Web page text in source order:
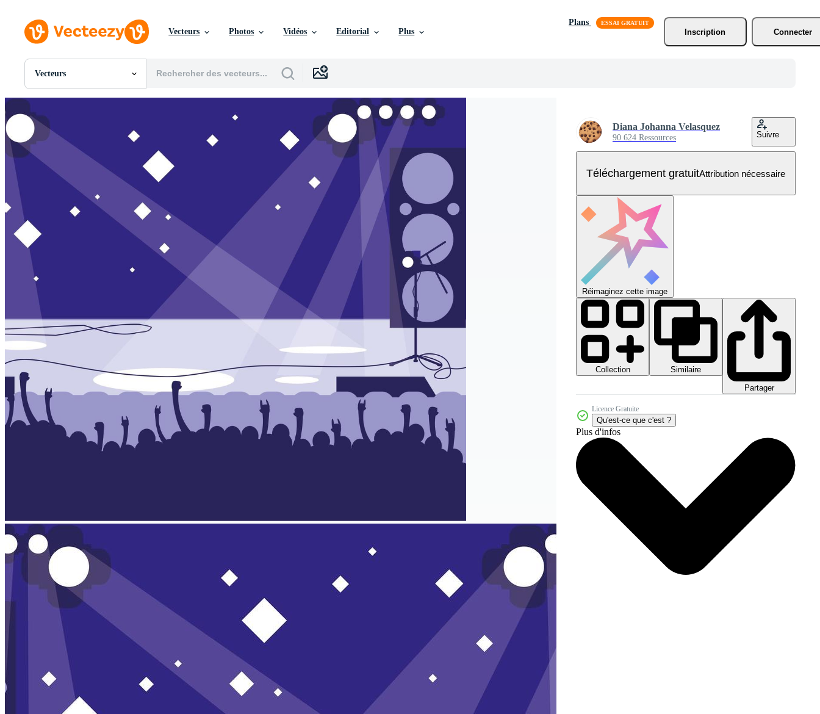
Vecteurs Photos Vidéos Editorial Plus
Plans
Inscription
Connecter
Vecteurs
Toutes Images
PSDs
SVGs
Vidéos
Motion graphics
Images Éditoriales
Événements Éditoriaux
Diana Johanna Velasquez
90 624 Ressources Suivre
Téléchargement gratuitAttribution nécessaire
Réimaginez cette image
Collection
Similaire
Partager
Licence Gratuite
Qu'est-ce que c'est ?
Plus d'infos